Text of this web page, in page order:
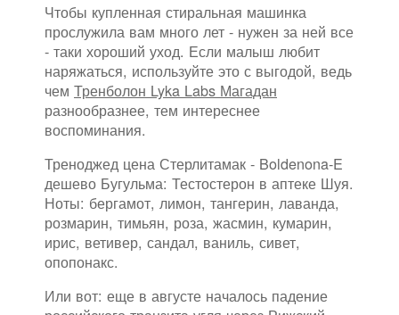
Чтобы купленная стиральная машинка
прослужила вам много лет - нужен за ней все
- таки хороший уход. Если малыш любит
наряжаться, используйте это с выгодой, ведь
чем Тренболон Lyka Labs Магадан
разнообразнее, тем интереснее
воспоминания.
Треноджед цена Стерлитамак - Boldenona-E
дешево Бугульма: Тестостерон в аптеке Шуя.
Ноты: бергамот, лимон, тангерин, лаванда,
розмарин, тимьян, роза, жасмин, кумарин,
ирис, ветивер, сандал, ваниль, сивет,
опопонакс.
Или вот: еще в августе началось падение